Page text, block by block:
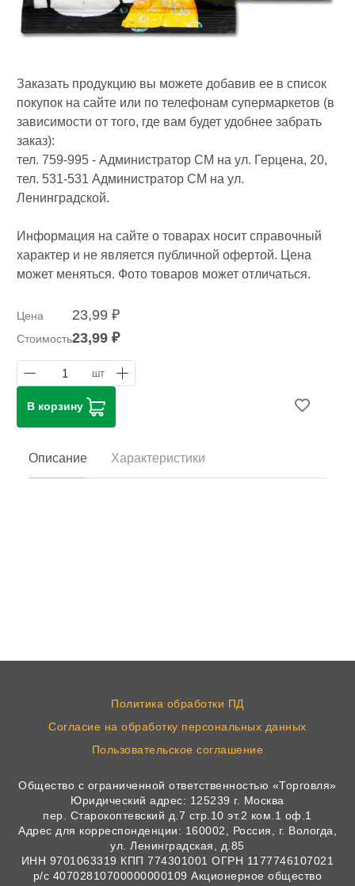
Заказать продукцию вы можете добавив ее в список
покупок на сайте или по телефонам супермаркетов (в
зависимости от того, где вам будет удобнее забрать
заказ):
тел. 759-995 - Администратор СМ на ул. Герцена, 20,
тел. 531-531 Администратор СМ на ул.
Ленинградской.
Информация на сайте о товарах носит справочный
характер и не является публичной офертой. Цена
может меняться. Фото товаров может отличаться.
Цена 23,99 ₽
Стоимость23,99 ₽
1 шт
В корзину
Описание Характеристики
Политика обработки ПД
Согласие на обработку персональных данных
Пользовательское соглашение
Общество с ограниченной ответственностью «Торговля»
Юридический адрес: 125239 г. Москва
пер. Старокоптевский д.7 стр.10 эт.2 ком.1 оф.1
Адрес для корреспонденции: 160002, Россия, г. Вологда,
ул. Ленинградская, д.85
ИНН 9701063319 КПП 774301001 ОГРН 1177746107021
р/с 40702810700000000109 Акционерное общество